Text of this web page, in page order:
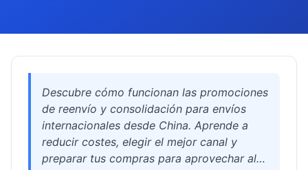
Descubre cómo funcionan las promociones
de reenvío y consolidación para envíos
internacionales desde China. Aprende a
reducir costes, elegir el mejor canal y
preparar tus compras para aprovechar al